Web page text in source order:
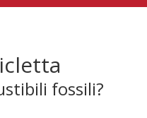
fossili?